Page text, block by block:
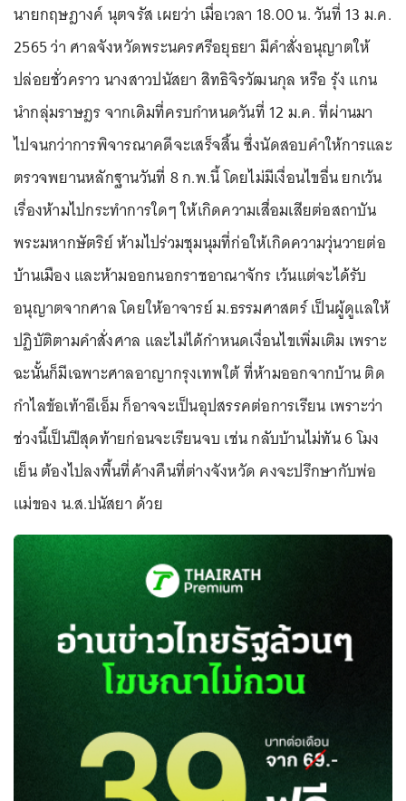
นายกฤษฎางค์ นุตจรัส เผยว่า เมื่อเวลา 18.00 น. วันที่ 13 ม.ค.
2565 ว่า ศาลจังหวัดพระนครศรีอยุธยา มีคำสั่งอนุญาตให้
ปล่อยชั่วคราว นางสาวปนัสยา สิทธิจิรวัฒนกุล หรือ รุ้ง แกน
นำกลุ่มราษฎร จากเดิมที่ครบกำหนดวันที่ 12 ม.ค. ที่ผ่านมา
ไปจนกว่าการพิจารณาคดีจะเสร็จสิ้น ซึ่งนัดสอบคำให้การและ
ตรวจพยานหลักฐานวันที่ 8 ก.พ.นี้ โดยไม่มีเงื่อนไขอื่น ยกเว้น
เรื่องห้ามไปกระทำการใดๆ ให้เกิดความเสื่อมเสียต่อสถาบัน
พระมหากษัตริย์ ห้ามไปร่วมชุมนุมที่ก่อให้เกิดความวุ่นวายต่อ
บ้านเมือง และห้ามออกนอกราชอาณาจักร เว้นแต่จะได้รับ
อนุญาตจากศาล โดยให้อาจารย์ ม.ธรรมศาสตร์ เป็นผู้ดูแลให้
ปฏิบัติตามคำสั่งศาล และไม่ได้กำหนดเงื่อนไขเพิ่มเติม เพราะ
ฉะนั้นก็มีเฉพาะศาลอาญากรุงเทพใต้ ที่ห้ามออกจากบ้าน ติด
กำไลข้อเท้าอีเอ็ม ก็อาจจะเป็นอุปสรรคต่อการเรียน เพราะว่า
ช่วงนี้เป็นปีสุดท้ายก่อนจะเรียนจบ เช่น กลับบ้านไม่ทัน 6 โมง
เย็น ต้องไปลงพื้นที่ค้างคืนที่ต่างจังหวัด คงจะปรึกษากับพ่อ
แม่ของ น.ส.ปนัสยา ด้วย